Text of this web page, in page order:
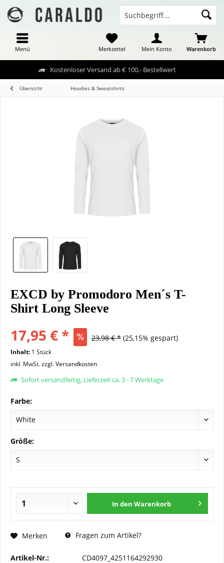
Kostenloser Versand ab € 100,- Bestellwert
Menü Warenkorb
Merkzettel Mein Konto
Übersicht Hoodies & Sweatshirts
EXCD by Promodoro Men´s T-
Shirt Long Sleeve
17,95 € * 23,98 € * (25,15% gespart)
Inhalt: 1 Stück
inkl. MwSt.zzgl. Versandkosten
Sofort versandfertig, Lieferzeit ca. 3 - 7 Werktage
Farbe:
Größe:
In den Warenkorb
Merken Fragen zum Artikel?
Artikel-Nr.: CD4097_4251164292930